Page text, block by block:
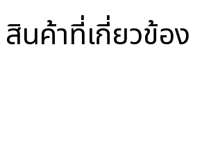
สินค้าที่เกี่ยวข้อง